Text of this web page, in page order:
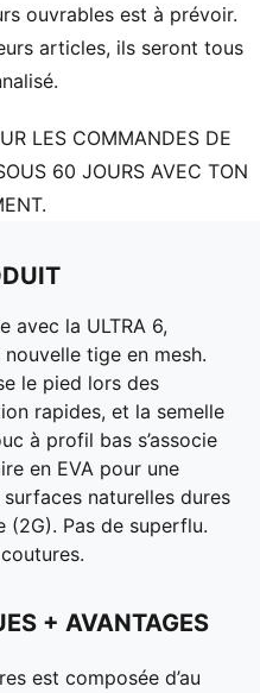
parfait du ballon
: recommandé pour les
ouvrables est à prévoir.
articles, ils seront tous
LES COMMANDES DE
60 JOURS AVEC TON
avec la ULTRA 6,
tige en mesh.
le pied lors des
rapides, et la semelle
à profil bas s’associe
en EVA pour une
naturelles dures
Pas de superflu.
+ AVANTAGES
est composée d’au